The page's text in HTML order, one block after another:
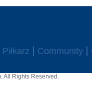
Piłkarz Community
All Rights Reserved.